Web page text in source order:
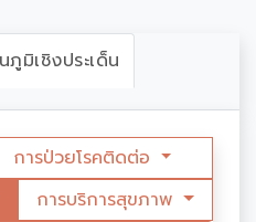
มิเชิงประเด็น
การป่วยโรคติดต่อ
การบริการสุขภาพ